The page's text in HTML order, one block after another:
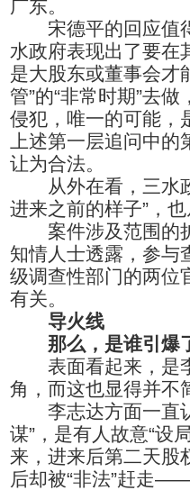
广东。
宋德平的回应值得
水政府表现出了要在
是大股东或董事会才
管”的“非常时期”去
侵犯，唯一的可能，
上述第一层追问中
让为合法。
从外在看，三水政
进来之前的样子”，
案件涉及范围的扩
知情人士透露，参与
级调查性部门的两位
有关。
导火线
那么，是谁引爆
表面看起来，是李
角，而这也显得并不
李志达方面一直认
谋”，是有人故意“设
来，进来后第二天股
后却被“非法”赶走